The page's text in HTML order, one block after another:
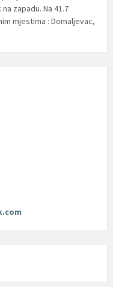
zapadu. Na 41.7
mjestima : Domaljevac,